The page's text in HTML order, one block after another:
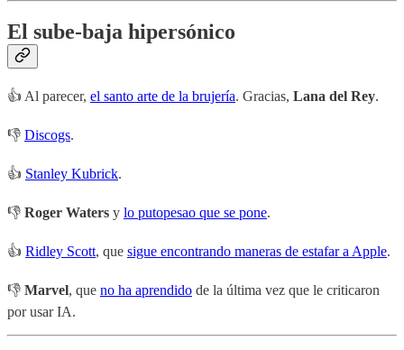
El sube-baja hipersónico
👍 Al parecer, el santo arte de la brujería. Gracias, Lana del Rey.
👎 Discogs.
👍 Stanley Kubrick.
👎 Roger Waters y lo putopesao que se pone.
👍 Ridley Scott, que sigue encontrando maneras de estafar a Apple.
👎 Marvel, que no ha aprendido de la última vez que le criticaron
por usar IA.